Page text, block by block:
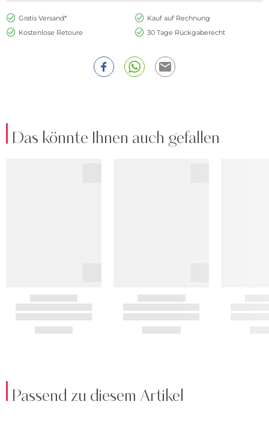
Gratis Versand*
Kauf auf Rechnung
Kostenlose Retoure
30 Tage Rückgaberecht
Das könnte Ihnen auch gefallen
Passend zu diesem Artikel